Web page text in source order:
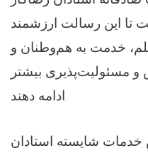
تا این رسالت ارزشمند
خدمت به هم‌وطنان و
و مسئولیت‌پذیری بیشتر
ادامه دهند.
خدمات شایسته استادان